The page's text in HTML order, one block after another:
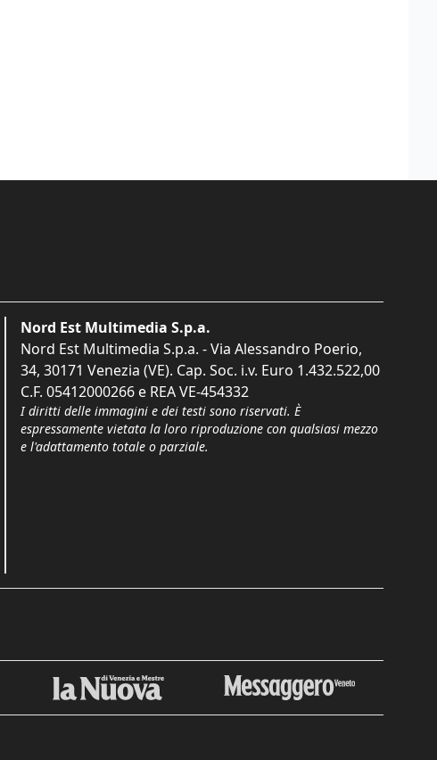
Nord Est Multimedia S.p.a.
Nord Est Multimedia S.p.a. - Via Alessandro Poerio,
34, 30171 Venezia (VE). Cap. Soc. i.v. Euro 1.432.522,00
C.F. 05412000266 e REA VE-454332
I diritti delle immagini e dei testi sono riservati. È
espressamente vietata la loro riproduzione con qualsiasi mezzo
e l'adattamento totale o parziale.